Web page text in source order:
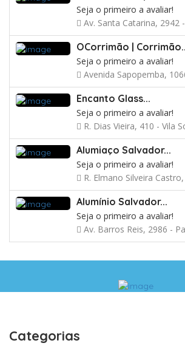
Seja o primeiro a avaliar!
Av. Santa Catarina, 2942 -
OCorrimão |
Seja o primeiro a avaliar!
Avenida Sapopemba,
Encanto Glass...
Seja o primeiro a avaliar!
R. Dias Vieira, 410 - Vila
Alumiaço Salvador...
Seja o primeiro a avaliar!
R. Elmano Silveira
Alumínio Salvador...
Seja o primeiro a avaliar!
Av. Barros Reis, 2986 -
Categorias